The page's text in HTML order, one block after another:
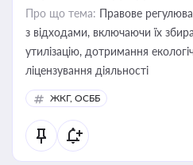
Про що тема: Правове
з відходами, включаючи їх
утилізацію, дотримання
ліцензування діяльності
ЖКГ, ОСББ